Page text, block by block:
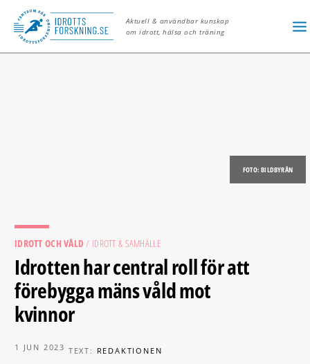
Aktuell & användbar kunskap
om idrott, hälsa och träning
FOTO: BILDBYRÅN
IDROTT OCH VÅLD/ IDROTT & SAMHÄLLE
Idrotten har central roll för att
förebygga mäns våld mot
kvinnor
1 JUN 2023 TEXT: REDAKTIONEN